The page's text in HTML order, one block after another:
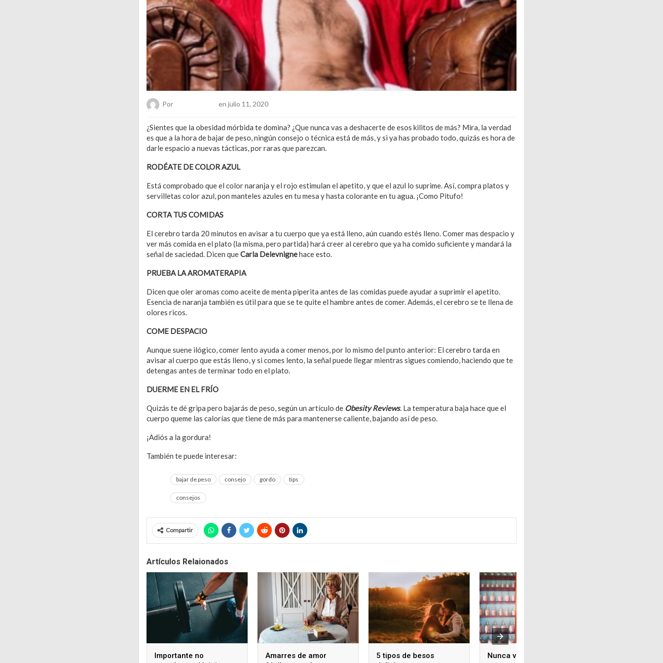
Por en julio 11, 2020
¿Sientes que la obesidad mórbida te domina? ¿Que nunca vas a deshacerte de esos kilitos de más? Mira, la verdad
es que a la hora de bajar de peso, ningún consejo o técnica está de más, y si ya has probado todo, quizás es hora de
darle espacio a nuevas tácticas, por raras que parezcan.
RODÉATE DE COLOR AZUL
Está comprobado que el color naranja y el rojo estimulan el apetito, y que el azul lo suprime. Así, compra platos y
servilletas color azul, pon manteles azules en tu mesa y hasta colorante en tu agua. ¡Como Pitufo!
CORTA TUS COMIDAS
El cerebro tarda 20 minutos en avisar a tu cuerpo que ya está lleno, aún cuando estés lleno. Comer mas despacio y
ver más comida en el plato (la misma, pero partida) hará creer al cerebro que ya ha comido suficiente y mandará la
señal de saciedad. Dicen queCarla Delevnignehace esto.
PRUEBA LA AROMATERAPIA
Dicen que oler aromas como aceite de menta piperita antes de las comidas puede ayudar a suprimir el apetito.
Esencia de naranja también es útil para que se te quite el hambre antes de comer. Además, el cerebro se te llena de
olores ricos.
COME DESPACIO
Aunque suene ilógico, comer lento ayuda a comer menos, por lo mismo del punto anterior: El cerebro tarda en
avisar al cuerpo que estás lleno, y si comes lento, la señal puede llegar mientras sigues comiendo, haciendo que te
detengas antes de terminar todo en el plato.
DUERME EN EL FRÍO
Quizás te dé gripa pero bajarás de peso, según un artículo de Obesity Reviews. La temperatura baja hace que el
cuerpo queme las calorías que tiene de más para mantenerse caliente, bajando así de peso.
¡Adiós a la gordura!
También te puede interesar:
bajar de peso consejo gordo tips
consejos
Compartir
Artículos Relaionados
Importante no
Amarres de amor
5 tipos de besos
Nunca vuelvas a